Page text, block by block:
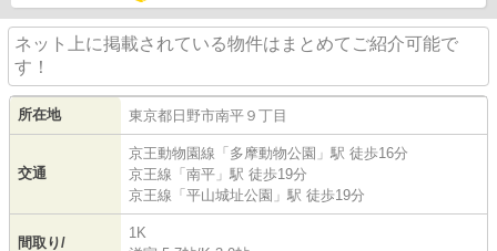
ネット上に掲載されている物件はまとめてご紹介可能で
す！
所在地 東京都日野市南平 ９丁目
交通
京王動物園線 「多摩動物公園 」駅 徒歩16分
京王線 「南平 」駅 徒歩19分
京王線 「平山城址公園 」駅 徒歩19分
間取り/
1K